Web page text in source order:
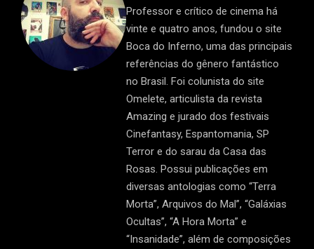
Professor e crítico de cinema há
vinte e quatro anos, fundou o site
Boca do Inferno, uma das principais
referências do gênero fantástico
no Brasil. Foi colunista do site
Omelete, articulista da revista
Amazing e jurado dos festivais
Cinefantasy, Espantomania, SP
Terror e do sarau da Casa das
Rosas. Possui publicações em
diversas antologias como “Terra
Morta”, Arquivos do Mal”, “Galáxias
Ocultas”, “A Hora Morta” e
“Insanidade”, além de composições